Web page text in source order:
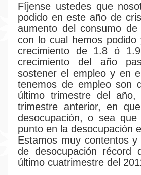
Fíjense ustedes que
podido en este año de
aumento del consumo
con lo cual hemos
crecimiento de 1.8 ó
crecimiento del año
sostener el empleo y en
tenemos de empleo son
último trimestre del
trimestre anterior, en
desocupación, o sea
punto en la desocupación
Estamos muy contentos
de desocupación récord
último cuatrimestre del